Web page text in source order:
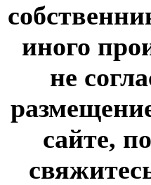
иного
не
сайте,